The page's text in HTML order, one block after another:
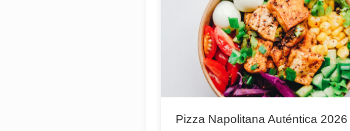
Pizza Napolitana Auténtica 2026